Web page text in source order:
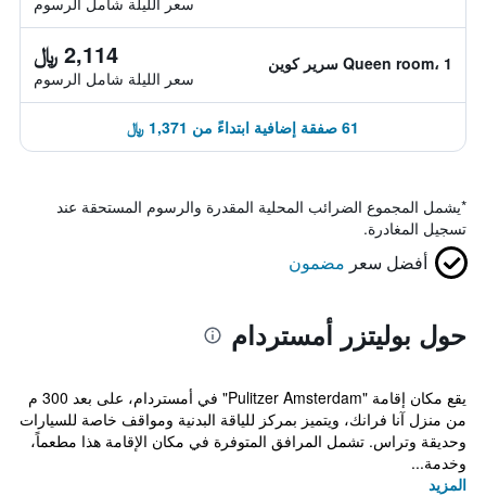
Queen room، 1 سرير كوين 2,114 ﷼
سعر الليلة شامل الرسوم
61 صفقة إضافية ابتداءً من 1,371 ﷼
*يشمل المجموع الضرائب المحلية المقدرة والرسوم المستحقة عند
تسجيل المغادرة.
أفضل سعر مضمون
حول بوليتزر أمستردام
يقع مكان إقامة "Pulitzer Amsterdam" في أمستردام، على بعد 300 م
من منزل آنا فرانك، ويتميز بمركز للياقة البدنية ومواقف خاصة للسيارات
وحديقة وتراس. تشمل المرافق المتوفرة في مكان الإقامة هذا مطعماً،
وخدمة...
المزيد